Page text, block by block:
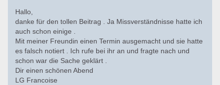
Hallo,
danke für den tollen Beitrag . Ja Missverständnisse hatte ich
auch schon einige .
Mit meiner Freundin einen Termin ausgemacht und sie hatte
es falsch notiert . Ich rufe bei ihr an und fragte nach und
schon war die Sache geklärt .
Dir einen schönen Abend
LG Francoise